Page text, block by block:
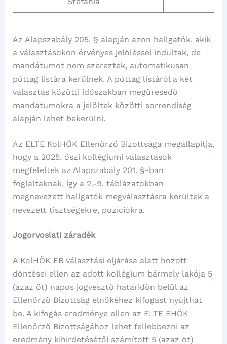
Az Alapszabály 205. § alapján azon hallgatók, akik
a választásokon érvényes jelöléssel indultak, de
mandátumot nem szereztek, automatikusan
póttag listára kerülnek. A póttag listáról a két
választás közötti időszakban megüresedő
mandátumokra a jelöltek közötti sorrendiség
alapján lehet bekerülni.
Az ELTE KolHÖK Ellenőrző Bizottsága megállapítja,
hogy a 2025. őszi kollégiumi választások
megfeleltek az Alapszabály 201. §-ban
foglaltaknak, így a 2.-9. táblázatokban
megnevezett hallgatók megválasztásra kerültek a
nevezett tisztségekre, pozíciókra.
Jogorvoslati záradék
A KolHÖK EB választási eljárása alatt hozott
döntései ellen az adott kollégium bármely lakója 5
(azaz öt) napos jogvesztő határidőn belül az
Ellenőrző Bizottság elnökéhez kifogást nyújthat
be. A kifogás eredménye ellen az ELTE EHÖK
Ellenőrző Bizottságához lehet fellebbezni az
eredmény kihirdetésétől számított 5 (azaz öt)